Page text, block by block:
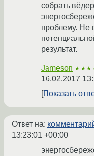
собрать
проблему. Не
результат.
Jameson
16.02.2017
Показать
Ответ на:
13:23:01 +00:00